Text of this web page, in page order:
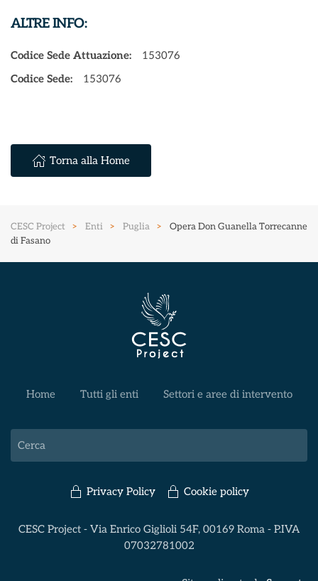
ALTRE INFO:
Codice Sede Attuazione:
153076
Codice Sede:
153076
Torna alla Home
CESC Project Enti Puglia
Opera Don Guanella Torrecanne
di Fasano
Home Tutti gli enti Settori e aree di intervento
Privacy Policy Cookie policy
CESC Project - Via Enrico Giglioli 54F, 00169 Roma - P.IVA
07032781002